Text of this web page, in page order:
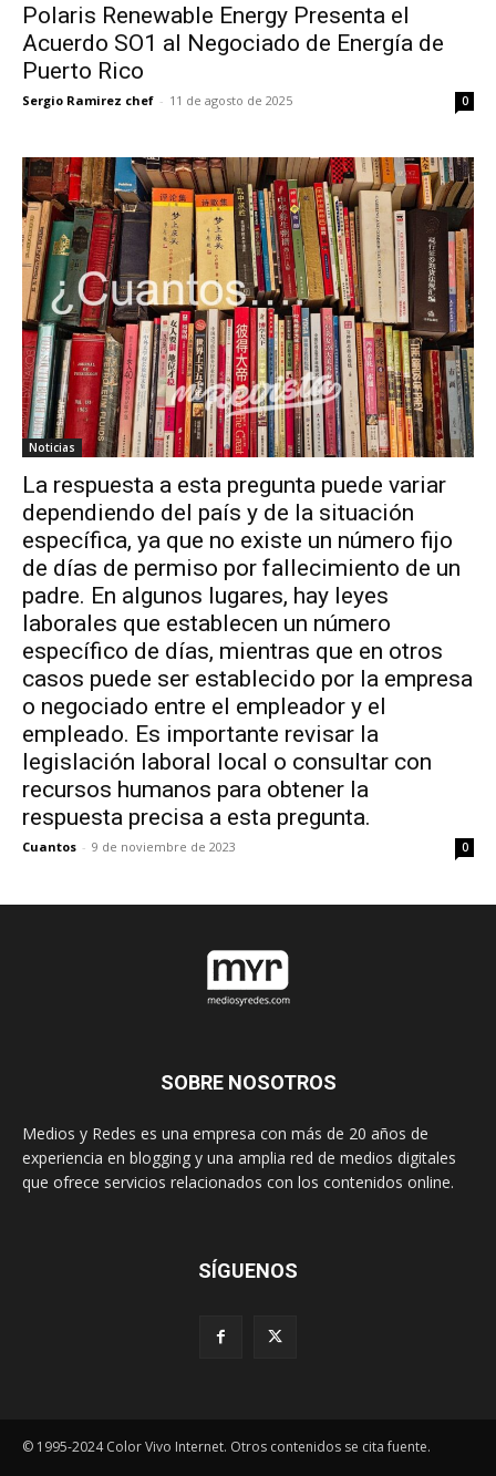
Polaris Renewable Energy Presenta el
Acuerdo SO1 al Negociado de Energía de
Puerto Rico
Sergio Ramirez chef - 11 de agosto de 2025 0
Noticias
La respuesta a esta pregunta puede variar
dependiendo del país y de la situación
específica, ya que no existe un número fijo
de días de permiso por fallecimiento de un
padre. En algunos lugares, hay leyes
laborales que establecen un número
específico de días, mientras que en otros
casos puede ser establecido por la empresa
o negociado entre el empleador y el
empleado. Es importante revisar la
legislación laboral local o consultar con
recursos humanos para obtener la
respuesta precisa a esta pregunta.
Cuantos - 9 de noviembre de 2023 0
SOBRE NOSOTROS
Medios y Redes es una empresa con más de 20 años de
experiencia en blogging y una amplia red de medios digitales
que ofrece servicios relacionados con los contenidos online.
SÍGUENOS
© 1995-2024 Color Vivo Internet. Otros contenidos se cita fuente.